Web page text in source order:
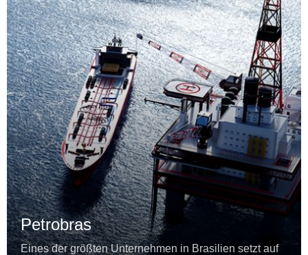
Petrobras
Eines der größten Unternehmen in Brasilien setzt auf